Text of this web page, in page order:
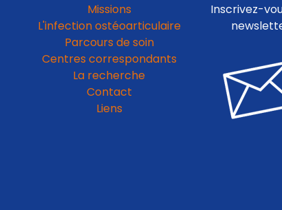
Missions
L'infection ostéoarticulaire
Parcours de soin
Centres correspondants
La recherche
Contact
Liens
Inscrivez-